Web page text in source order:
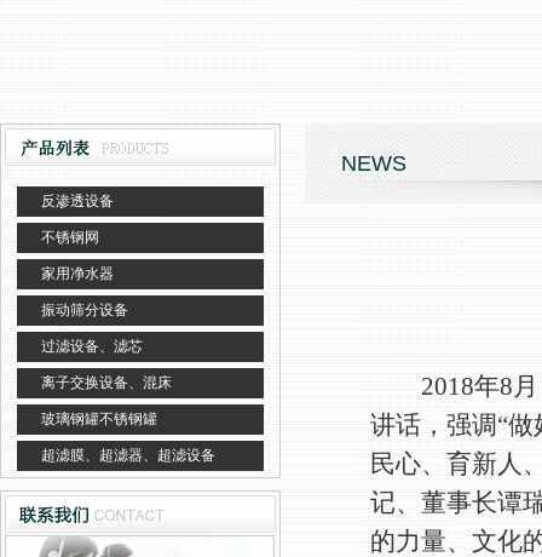
反渗透设备
不锈钢网
家用净水器
振动筛分设备
过滤设备、滤芯
离子交换设备、混床
玻璃钢罐不锈钢罐
超滤膜、超滤器、超滤设备
NEWS
2018年8月
讲话，强调“
民心、育新人
记、董事长谭
的力量、文化